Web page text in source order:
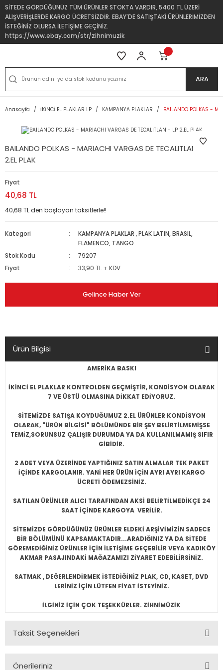
SİTEDE GÖRDÜĞÜNÜZ TÜM ÜRÜNLER STOKTA VARDIR, 5400 TL ÜZERİ
ALIŞVERİŞLERDE KARGO ÜCRETSİZDİR. EBAY'DE SATIŞTAKİ ÜRÜNLERİMİZDEN
İSTEĞİNİZ OLURSA İLETİŞİME GEÇİNİZ.
https://www.ebay.com/str/zihnimuzik
ARA
Anasayfa İKİNCİ EL PLAKLAR LP KAMPANYA PLAKLAR BAILANDO POLKAS -
BAILANDO POLKAS - MARIACHI VARGAS DE TECALITLAN - LP
2.EL PLAK
Fiyat
40,68 TL
40,68 TL den başlayan taksitlerle!!
Kategori KAMPANYA PLAKLAR ,PLAK LATIN, BRASIL,
FLAMENCO, TANGO
Stok Kodu
79207
Fiyat
33,90 TL + KDV
Gelince Haber Ver
Ürün Bilgisi
AMERİKA BASKI
İKİNCİ EL PLAKLAR KONTROLDEN GEÇMİŞTİR, KONDİSYON OLARAK
7 VE ÜSTÜ OLMASINA DİKKAT EDİYORUZ.
SİTEMİZDE SATIŞA KOYDUĞUMUZ 2.EL ÜRÜNLER KONDİSYON
OLARAK, "ÜRÜN BİLGİSİ" BÖLÜMÜNDE BİR ŞEY BELİRTİLMEMİŞSE
TEMİZ,SORUNSUZ ÇALIŞIR DURUMDA YA DA KULLANILMAMIŞ SIFIR
GİBİDİR.
2 ADET VEYA ÜZERİNDE YAPTIĞINIZ SATIN ALMALAR TEK PAKET
İÇİNDE KARGOLANIR. YANİ HER ÜRÜN İÇİN AYRI AYRI KARGO
ÜCRETİ ÖDEMEZSİNİZ.
SATILAN ÜRÜNLER ALICI TARAFINDAN AKSİ BELİRTİLMEDİKÇE 24
SAAT İÇİNDE KARGOYA VERİLİR.
SİTEMİZDE GÖRDÜĞÜNÜZ ÜRÜNLER ELDEKİ ARŞİVİMİZİN SADECE
BİR BÖLÜMÜNÜ KAPSAMAKTADIR...ARADIĞINIZ YA DA SİTEDE
GÖREMEDİĞİNİZ ÜRÜNLER İÇİN İLETİŞİME GEÇEBİLİR VEYA KADIKÖY
AKMAR PASAJINDAKİ MAĞAZAMIZI ZİYARET EDEBİLİRSİNİZ.
SATMAK , DEĞERLENDİRMEK İSTEDİĞİNİZ PLAK, CD, KASET, DVD
LERİNİZ İÇİN LÜTFEN FİYAT İSTEYİNİZ.
İLGİNİZ İÇİN ÇOK TEŞEKKÜRLER. ZİHNİMÜZİK
Taksit Seçenekleri
Önerileriniz